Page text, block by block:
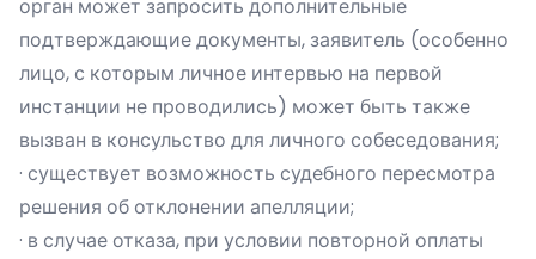
орган может запросить дополнительные
подтверждающие документы, заявитель (особенно
лицо, с которым личное интервью на первой
инстанции не проводились) может быть также
вызван в консульство для личного собеседования;
· существует возможность судебного пересмотра
решения об отклонении апелляции;
· в случае отказа, при условии повторной оплаты